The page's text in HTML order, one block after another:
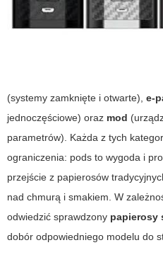
(systemy zamknięte i otwarte), e-
jednoczęściowe) oraz mod
parametrów). Każda z tych
ograniczenia: pods to wygoda i
przejście z papierosów
nad chmurą i smakiem. W
odwiedzić sprawdzony papierosy
dobór odpowiedniego modelu do